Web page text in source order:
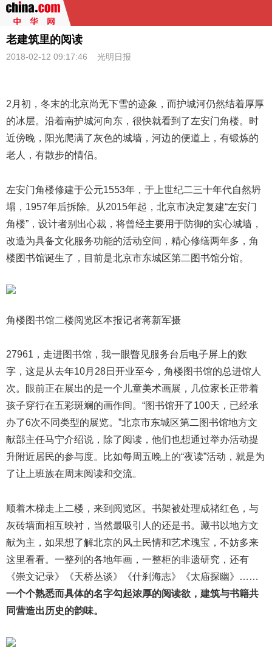
老建筑里的阅读
2018-02-12 09:17:46 光明日报
2月初，冬末的北京尚无下雪的迹象，而护城河仍然结着厚厚
的冰层。沿着南护城河向东，很快就看到了左安门角楼。时
近傍晚，阳光爬满了灰色的城墙，河边的便道上，有锻炼的
老人，有散步的情侣。
左安门角楼修建于公元1553年，于上世纪二三十年代自然坍
塌，1957年后拆除。从2015年起，北京市决定复建“左安门
角楼”，设计者别出心裁，将曾经主要用于防御的实心城墙，
改造为具备文化服务功能的活动空间，精心修缮两年多，角
楼图书馆诞生了，目前是北京市东城区第二图书馆分馆。
角楼图书馆二楼阅览区本报记者蒋新军摄
27961，走进图书馆，我一眼瞥见服务台后电子屏上的数
字，这是从去年10月28日开业至今，角楼图书馆的总进馆人
次。眼前正在展出的是一个儿童美术画展，几位家长正带着
孩子穿行在五彩斑斓的画作间。“图书馆开了100天，已经承
办了6次不同类型的展览。”北京市东城区第二图书馆地方文
献部主任马宁介绍说，除了阅读，他们也想通过举办活动提
升附近居民的参与度。比如每周五晚上的“夜读”活动，就是为
了让上班族在周末阅读和交流。
顺着木梯走上二楼，来到阅览区。书架被处理成禇红色，与
灰砖墙面相互映衬，当然最吸引人的还是书。藏书以地方文
献为主，如果想了解北京的风土民情和艺术瑰宝，不妨多来
这里看看。一整列的各地年画，一整柜的非遗研究，还有
《崇文记录》《天桥丛谈》《什刹海志》《太庙探幽》……
一个个熟悉而具体的名字勾起浓厚的阅读欲，建筑与书籍共
同营造出历史的韵味。